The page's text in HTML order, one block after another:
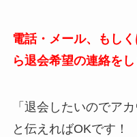
電話・メール、もし
ら退会希望の連絡をし
「退会したいのでア
と伝えればOKです！